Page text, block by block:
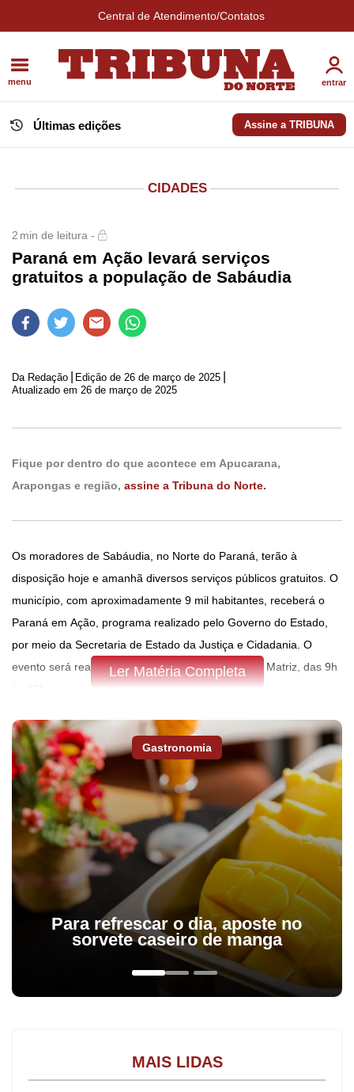
Central de Atendimento/Contatos
menu entrar
Últimas edições Assine a TRIBUNA
CIDADES
2 min de leitura -
Paraná em Ação levará serviços
gratuitos a população de Sabáudia
Da Redação Edição de 26 de março de 2025
Atualizado em 26 de março de 2025
Fique por dentro do que acontece em Apucarana,
Arapongas e região, assine a Tribuna do Norte.
Os moradores de Sabáudia, no Norte do Paraná, terão à
disposição hoje e amanhã diversos serviços públicos gratuitos. O
município, com aproximadamente 9 mil habitantes, receberá o
Paraná em Ação, programa realizado pelo Governo do Estado,
por meio da Secretaria de Estado da Justiça e Cidadania. O
evento será realizado no salão paroquial da Igreja Matriz, das 9h
Nesta edição, a participação de um importante parceiro tornará a
feira ainda mais completa. O Tribunal Regional Eleitoral (TRE-PR)
estará presente com o programa Cidadania Plena, levando aos
cidadãos oportunidades de tirar o Título de Eleitor, fazer revisão
do cadastro eleitoral e obter certidões.
O Paraná em Ação oferece serviços de saúde, teste de DNA,
assistência social, intermediação de mão de obra, emissão de
carteira de identidade e de autista, tudo em um só lugar, além de
exposições, palestras nas escolas e serviços municipais.As
famílias acolhedoras selecionadas passarão por uma
capacitação, que acontecerá nos dias 2, 4, 9 e 11 de abril, com
início às 19 horas. De acordo com a lei, para a família
para despesas com alimentação, higiene pessoal, lazer e
Ler Matéria Completa
Gastronomia
Para refrescar o dia, aposte no
sorvete caseiro de manga
MAIS LIDAS